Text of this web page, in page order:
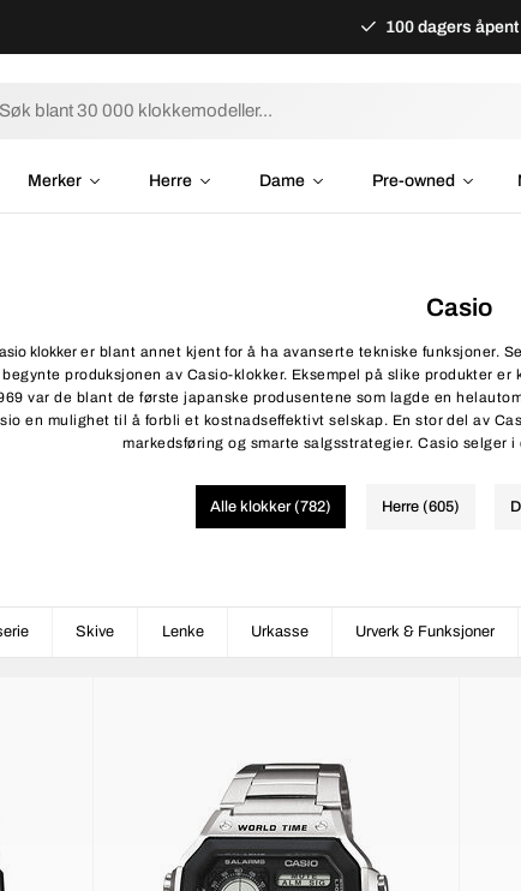
100 dagers
Merker Herre Dame Pre-owned
Casio
klokkerer blant annet kjent for å ha avanserte tekniske funksjoner.
begynte produksjonen av Casio-klokker. Eksempel på slike produkter
var de blant de første japanske produsentene som lagde en
en mulighet til å forbli et kostnadseffektivt selskap. En stor del av
markedsføring og smarte salgsstrategier. Casio selger
Alle klokker (782) Herre (605)
Skive Lenke Urkasse Urverk & Funksjoner